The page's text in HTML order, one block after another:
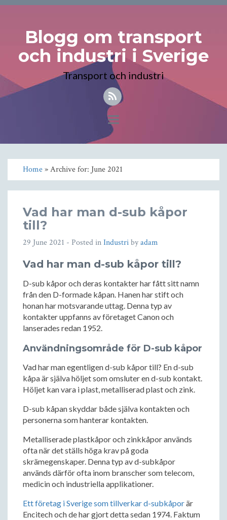
Blogg om transport
och industri i Sverige
Transport och industri
Toggle
navigation
Home» Archive for: June 2021
Vad har man d-sub kåpor
till?
29 June 2021 - Posted inIndustribyadam
Vad har man d-sub kåpor till?
D-sub kåpor och deras kontakter har fått sitt namn
från den D-formade kåpan. Hanen har stift och
honan har motsvarande uttag. Denna typ av
kontakter uppfanns av företaget Canon och
lanserades redan 1952.
Användningsområde för D-sub kåpor
Vad har man egentligen d-sub kåpor till? En d-sub
kåpa är själva höljet som omsluter en d-sub kontakt.
Höljet kan vara i plast, metalliserad plast och zink.
D-sub kåpan skyddar både själva kontakten och
personerna som hanterar kontakten.
Metalliserade plastkåpor och zinkkåpor används
ofta när det ställs höga krav på goda
skrämegenskaper. Denna typ av d-subkåpor
används därför ofta inom branscher som telecom,
medicin och industriella applikationer.
Ett företag i Sverige som tillverkar d-subkåporär
Encitech och de har gjort detta sedan 1974. Faktum